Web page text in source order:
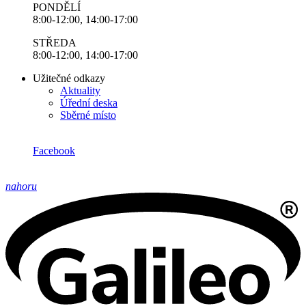
PONDĚLÍ
8:00-12:00, 14:00-17:00
STŘEDA
8:00-12:00, 14:00-17:00
Užitečné odkazy
Aktuality
Úřední deska
Sběrné místo
Facebook
nahoru